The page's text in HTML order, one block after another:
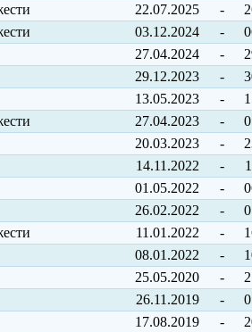
22.07.2025 -
03.12.2024 -
27.04.2024 -
29.12.2023 -
13.05.2023 -
27.04.2023 -
20.03.2023 -
14.11.2022 -
01.05.2022 -
26.02.2022 -
11.01.2022 -
08.01.2022 -
25.05.2020 -
26.11.2019 -
17.08.2019 -